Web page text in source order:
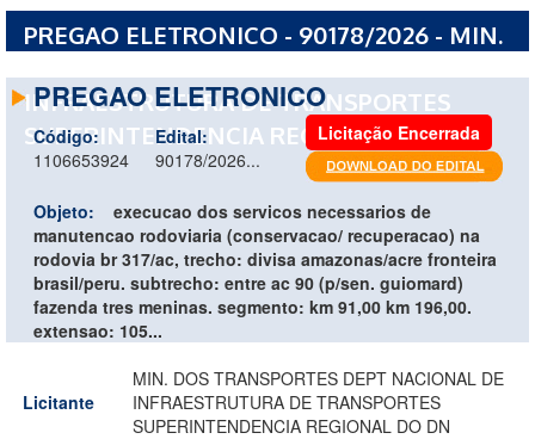
PREGAO ELETRONICO - 90178/2026 - MIN.
INFRAESTRUTURA DE TRANSPORTES
SUPERINTENDENCIA REGIONAL DO DN
PREGAO ELETRONICO
Código:
1106653924
Edital:
90178/2026...
Licitação Encerrada
Objeto:
execucao dos servicos necessarios de
manutencao rodoviaria (conservacao/ recuperacao) na
rodovia br 317/ac, trecho: divisa amazonas/acre fronteira
brasil/peru. subtrecho: entre ac 90 (p/sen. guiomard)
fazenda tres meninas. segmento: km 91,00 km 196,00.
extensao: 105...
Licitante
MIN. DOS TRANSPORTES DEPT NACIONAL DE
INFRAESTRUTURA DE TRANSPORTES
SUPERINTENDENCIA REGIONAL DO DN